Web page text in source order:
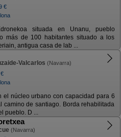
€
situada en Unanu, pueblo
más de 100 habitantes situado a los
antigua casa de lab ...
Valcarlos (Navarra)
el núcleo urbano con capacidad para 6
camino de santiago. Borda rehabilitada
pueblo. D ...
(Navarra)